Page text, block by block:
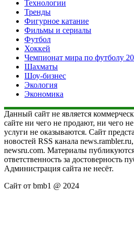
Технологии
Тренды
Фигурное катание
Фильмы и сериалы
Футбол
Хоккей
Чемпионат мира по футболу
Шахматы
Шоу-бизнес
Экология
Экономика
Данный сайт не является
сайте ни чего не продают, ни чего
услуги не оказываются. Сайт
новостей RSS канала
newsru.com. Материалы
ответственность за достоверность
Администрация сайта не несёт.
Сайт от bmb1 @ 2024